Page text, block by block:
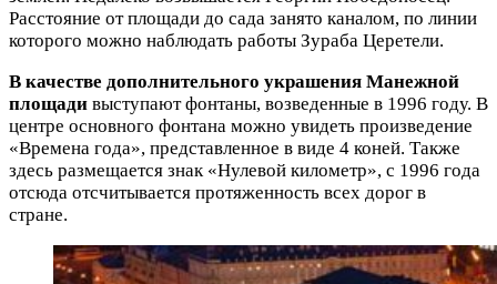
Расстояние от площади до сада занято каналом, по линии
которого можно наблюдать работы Зураба Церетели.
В качестве дополнительного украшения Манежной
площади выступают фонтаны, возведенные в 1996 году. В
центре основного фонтана можно увидеть произведение
«Времена года», представленное в виде 4 коней. Также
здесь размещается знак «Нулевой километр», с 1996 года
отсюда отсчитывается протяженность всех дорог в
стране.